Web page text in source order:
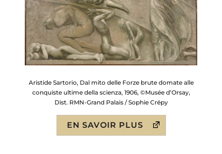
Aristide Sartorio, Dal mito delle Forze brute domate alle
conquiste ultime della scienza, 1906, ©Musée d’Orsay,
Dist. RMN-Grand Palais / Sophie Crépy
EN SAVOIR PLUS